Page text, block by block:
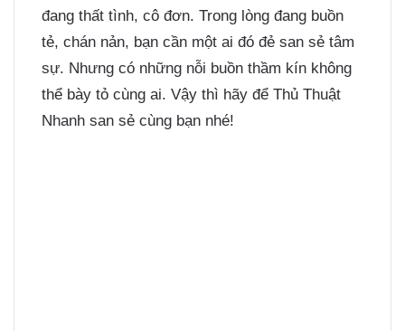
đang thất tình, cô đơn. Trong lòng đang buồn
tẻ, chán nản, bạn cần một ai đó đẻ san sẻ tâm
sự. Nhưng có những nỗi buồn thầm kín không
thể bày tỏ cùng ai. Vậy thì hãy để Thủ Thuật
Nhanh san sẻ cùng bạn nhé!